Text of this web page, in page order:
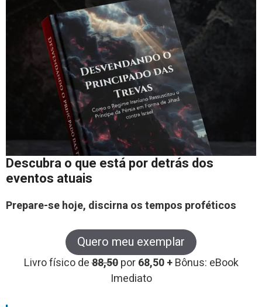
Descubra o que está por detrás dos
eventos atuais
Prepare-se hoje, discirna os tempos proféticos
Quero meu exemplar
Livro físico de88,50 por68,50 +Bônus: eBook
Imediato